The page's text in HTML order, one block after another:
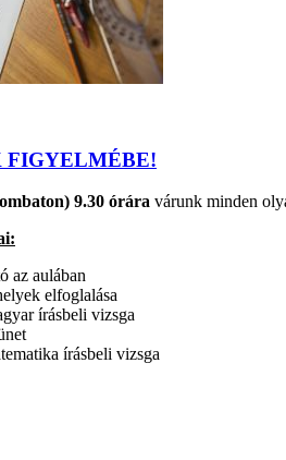
9.30 órára várunk minden
az aulában
helyek elfoglalása
írásbeli vizsga
írásbeli vizsga